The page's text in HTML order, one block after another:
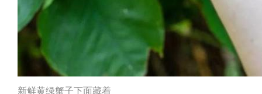
新鲜黄绿蟹子下面藏着